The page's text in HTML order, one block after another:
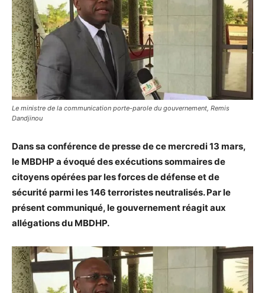
Le ministre de la communication porte-parole du gouvernement, Remis
Dandjinou
Dans sa conférence de presse de ce mercredi 13 mars,
le MBDHP a évoqué des exécutions sommaires de
citoyens opérées par les forces de défense et de
sécurité parmi les 146 terroristes neutralisés. Par le
présent communiqué, le gouvernement réagit aux
allégations du MBDHP.